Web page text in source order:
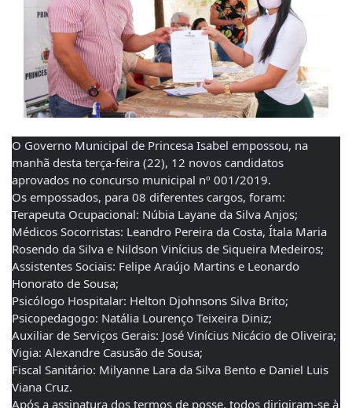
O Governo Municipal de Princesa Isabel empossou, na
manhã desta terça-feira (22), 12 novos candidatos
aprovados no concurso municipal nº 001/2019.
Os empossados, para 08 diferentes cargos, foram:
Terapeuta Ocupacional: Núbia Layane da Silva Anjos;
Médicos Socorristas: Leandro Pereira da Costa, Ítala Maria
Rosendo da Silva e Nildson Vinícius de Siqueira Medeiros;
Assistentes Sociais: Felipe Araújo Martins e Leonardo
Honorato de Sousa;
Psicólogo Hospitalar: Helton Djohnsons Silva Brito;
Psicopedagogo: Natália Lourenço Teixeira Diniz;
Auxiliar de Serviços Gerais: José Vinícius Nicácio de Oliveira;
Vigia: Alexandre Casusão de Sousa;
Fiscal Sanitário: Milyanne Lara da Silva Bento e Daniel Luis
Viana Cruz.
Após a assinatura dos termos de posse, todos dirigiram-se à